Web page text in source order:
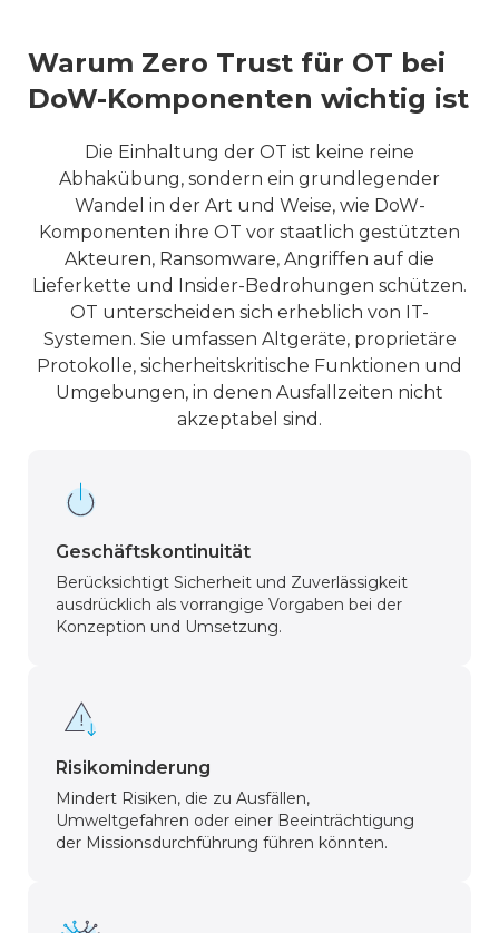
Warum Zero Trust für OT bei
DoW-Komponenten wichtig ist
Die Einhaltung der OT ist keine reine
Abhakübung, sondern ein grundlegender
Wandel in der Art und Weise, wie DoW-
Komponenten ihre OT vor staatlich gestützten
Akteuren, Ransomware, Angriffen auf die
Lieferkette und Insider-Bedrohungen schützen.
OT unterscheiden sich erheblich von IT-
Systemen. Sie umfassen Altgeräte, proprietäre
Protokolle, sicherheitskritische Funktionen und
Umgebungen, in denen Ausfallzeiten nicht
akzeptabel sind.
Geschäftskontinuität
Berücksichtigt Sicherheit und Zuverlässigkeit
ausdrücklich als vorrangige Vorgaben bei der
Konzeption und Umsetzung.
Risikominderung
Mindert Risiken, die zu Ausfällen,
Umweltgefahren oder einer Beeinträchtigung
der Missionsdurchführung führen könnten.